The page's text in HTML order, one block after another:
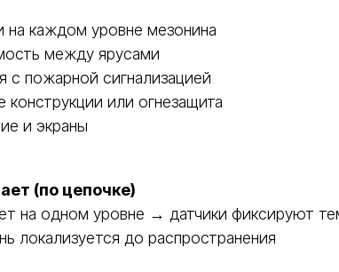
на каждом уровне мезонина
между ярусами
с пожарной сигнализацией
конструкции или огнезащита
и экраны
(по цепочке)
на одном уровне → датчики фиксируют
локализуется до распространения